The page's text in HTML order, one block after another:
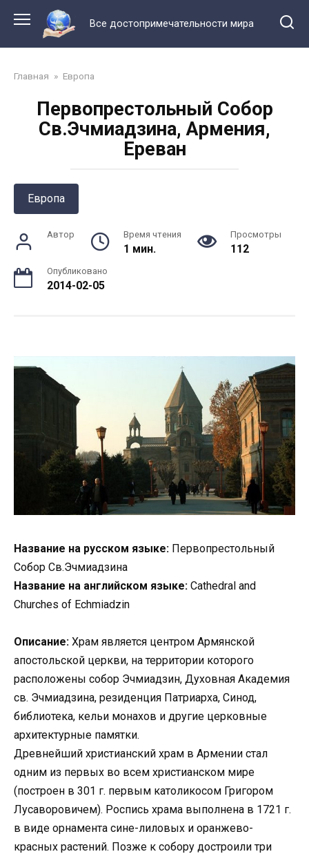
контенту
Все достопримечательности мира
Главная » Европа
Первопрестольный Собор
Св.Эчмиадзина, Армения,
Ереван
Европа
Автор Время чтения
1 мин.
Просмотры
112
Опубликовано
2014-02-05
Название на русском языке: Первопрестольный
Собор Св.Эчмиадзина
Название на английском языке: Cathedral and
Churches of Echmiadzin
Описание: Храм является центром Армянской
апостольской церкви, на территории которого
расположены собор Эчмиадзин, Духовная Академия
св. Эчмиадзина, резиденция Патриарха, Синод,
библиотека, кельи монахов и другие церковные
архитектурные памятки.
Древнейший христианский храм в Армении стал
одним из первых во всем христианском мире
(построен в 301 г. первым католикосом Григором
Лусаворовичем). Роспись храма выполнена в 1721 г.
в виде орнамента сине-лиловых и оранжево-
красных растений. Позже к собору достроили три